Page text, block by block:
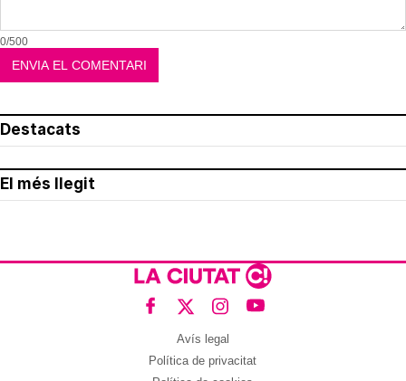
0/500
Destacats
El més llegit
Avís legal
Política de privacitat